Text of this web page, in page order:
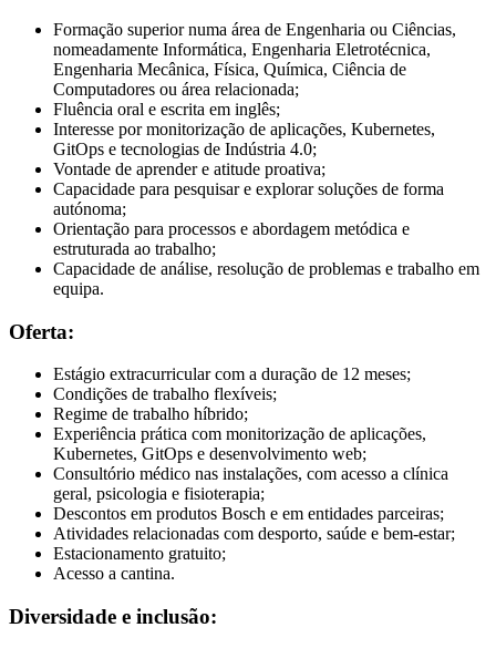
Formação superior numa área de Engenharia ou Ciências,
nomeadamente Informática, Engenharia Eletrotécnica,
Engenharia Mecânica, Física, Química, Ciência de
Computadores ou área relacionada;
Fluência oral e escrita em inglês;
Interesse por monitorização de aplicações, Kubernetes,
GitOps e tecnologias de Indústria 4.0;
Vontade de aprender e atitude proativa;
Capacidade para pesquisar e explorar soluções de forma
autónoma;
Orientação para processos e abordagem metódica e
estruturada ao trabalho;
Capacidade de análise, resolução de problemas e trabalho em
equipa.
Oferta:
Estágio extracurricular com a duração de 12 meses;
Condições de trabalho flexíveis;
Regime de trabalho híbrido;
Experiência prática com monitorização de aplicações,
Kubernetes, GitOps e desenvolvimento web;
Consultório médico nas instalações, com acesso a clínica
geral, psicologia e fisioterapia;
Descontos em produtos Bosch e em entidades parceiras;
Atividades relacionadas com desporto, saúde e bem-estar;
Estacionamento gratuito;
Acesso a cantina.
Diversidade e inclusão: